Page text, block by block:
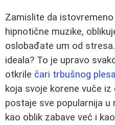
Zamislite da
hipnotične muzike,
oslobađate um od
ideala? To je upravo
otkrile čari trbušnog plesa
koja svoje korene vuče iz
postaje sve popularnija u
kao oblik zabave već i